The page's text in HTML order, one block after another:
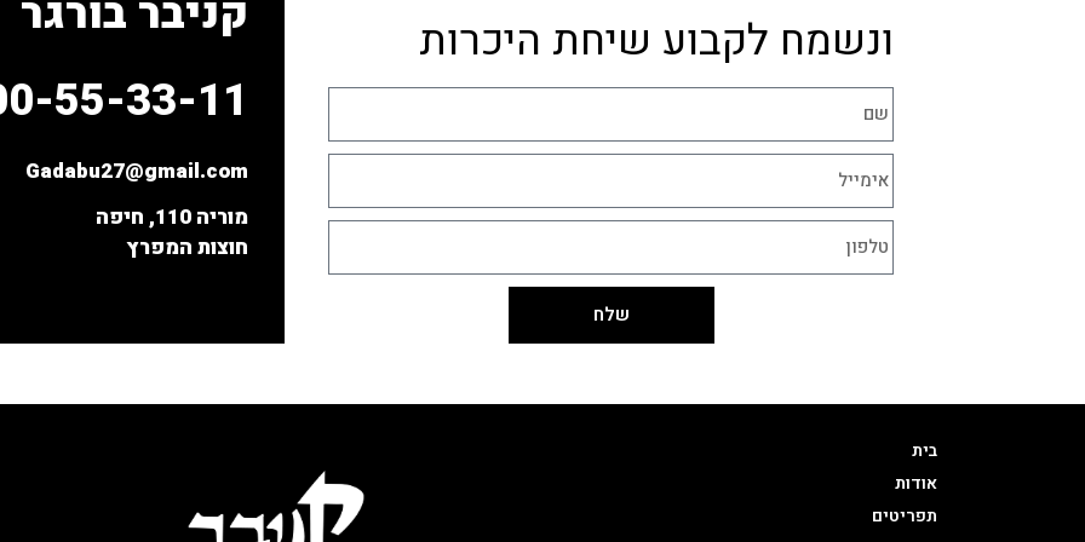
ונשמח לקבוע שיחת היכרות
שלח
קניבר בורגר
55-33-11
Gadabu27@gmail.com
מוריה 110, חיפה
חוצות המפרץ
בית
אודות
תפריטים